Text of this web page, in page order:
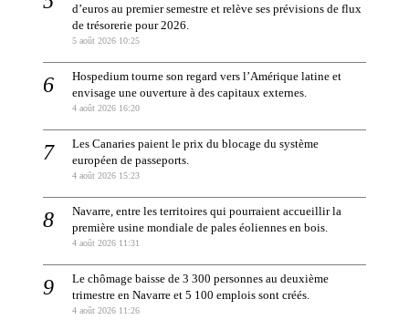
d’euros au premier semestre et relève ses prévisions de flux
de trésorerie pour 2026.
5 août 2026 10:25
Hospedium tourne son regard vers l’Amérique latine et
envisage une ouverture à des capitaux externes.
4 août 2026 16:20
Les Canaries paient le prix du blocage du système
européen de passeports.
4 août 2026 15:23
Navarre, entre les territoires qui pourraient accueillir la
première usine mondiale de pales éoliennes en bois.
4 août 2026 11:31
Le chômage baisse de 3 300 personnes au deuxième
trimestre en Navarre et 5 100 emplois sont créés.
4 août 2026 11:26